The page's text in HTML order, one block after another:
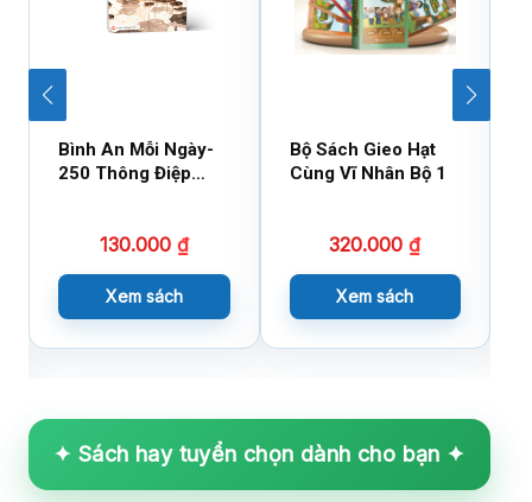
Bình An Mỗi Ngày-
250 Thông Điệp
130.000 ₫
Xem sách
Bộ Sách Gieo Hạt
Cùng Vĩ Nhân Bộ 1
320.000₫
Xem sách
✦ Sách hay tuyển chọn dành cho bạn ✦